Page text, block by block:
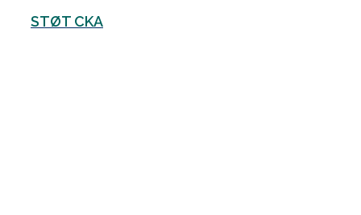
STØT CKA